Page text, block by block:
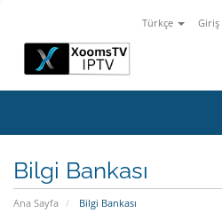
Türkçe Giriş
Bilgi Bankası
Ana Sayfa Bilgi Bankası